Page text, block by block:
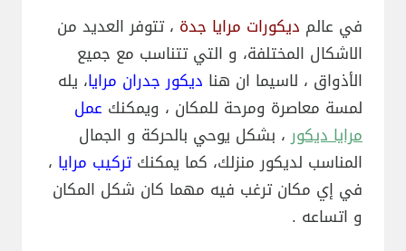
في عالم ديكورات مرايا جدة ، تتوفر العديد من
الاشكال المختلفة، و التي تتناسب مع جميع
الأذواق ، لاسيما ان هنا ديكور جدران مرايا، يله
لمسة معاصرة ومرحة للمكان ، ويمكنك عمل
مرايا ديكور، بشكل يوحي بالحركة و الجمال
المناسب لديكور منزلك، كما يمكنكتركيب مرايا ،
في إي مكان ترغب فيه مهما كان شكل المكان
و اتساعه .